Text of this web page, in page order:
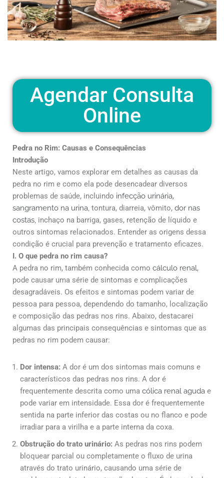
Agendar Consulta
Online
Pedra no Rim: Causas e Consequências
Introdução
Neste artigo, vamos explorar em detalhes as causas da
pedra no rim e como ela pode desencadear diversos
problemas de saúde, incluindo infecção urinária,
sangramento na urina, tontura, diarreia, vômito, dor nas
costas, inchaço na barriga, gases, retenção de líquido e
outros sintomas relacionados. Entender as origens dessa
condição é crucial para prevenção e tratamento eficazes.
I. O que pedra no rim causa?
A pedra no rim, também conhecida como cálculo renal,
pode causar uma série de sintomas e complicações
desagradáveis. Os efeitos e sintomas podem variar de
pessoa para pessoa, dependendo do tamanho, localização
e composição das pedras nos rins. Abaixo, destacarei
algumas das principais consequências e sintomas que as
pedras no rim podem causar:
Dor intensa: A dor é um dos sintomas mais comuns e
característicos das pedras nos rins. A dor é
frequentemente descrita como uma cólica renal aguda e
pode variar em intensidade. Essa dor é frequentemente
sentida na parte inferior das costas ou no flanco e pode
irradiar para a virilha e a parte interna da coxa.
Obstrução do trato urinário: As pedras nos rins podem
bloquear parcial ou completamente o fluxo de urina
através do trato urinário, causando uma série de